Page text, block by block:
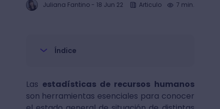
Juliana Fantino- 18 Jun 22 Articulo 7 min.
Índice
Las estadísticas de recursos humanos
son herramientas esenciales para conocer